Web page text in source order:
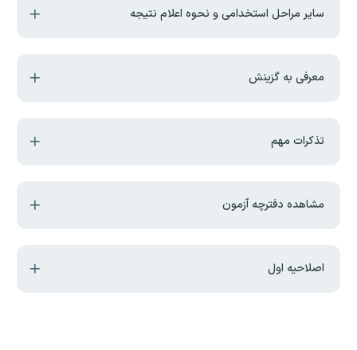
سایر مراحل استخدامی و نحوه اعلام نتیجه
معرفی به گزینش
تذکرات مهم
مشاهده دفترچه آزمون
اصلاحیه اول